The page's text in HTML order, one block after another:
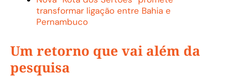
transformar ligação entre Bahia e
Pernambuco
Um retorno que vai além da
pesquisa